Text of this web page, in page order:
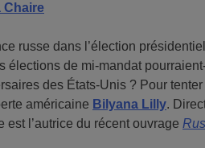
Chaire
russe dans l’élection
élections de mi-mandat
des États-Unis ? Pour
américaine Bilyana Lilly.
l’autrice du récent ouvrage